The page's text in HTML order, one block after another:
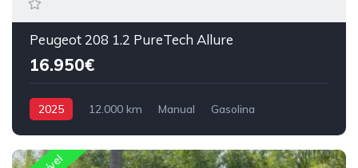
Peugeot 208 1.2 PureTech Allure
16.950€
2025 12.000 km Manual
Gasolina